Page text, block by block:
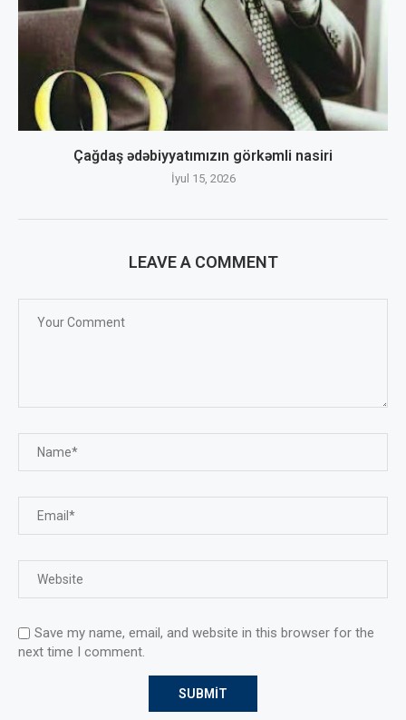
Çağdaş ədəbiyyatımızın görkəmli nasiri
İyul 15, 2026
LEAVE A COMMENT
Save my name, email, and website in this browser for the
next time I comment.